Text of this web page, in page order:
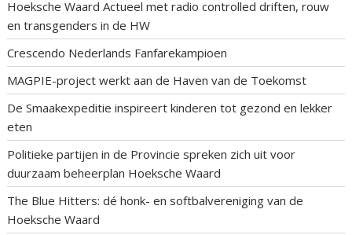
Hoeksche Waard Actueel met radio controlled driften, rouw
en transgenders in de HW
Crescendo Nederlands Fanfarekampioen
MAGPIE-project werkt aan de Haven van de Toekomst
De Smaakexpeditie inspireert kinderen tot gezond en lekker
eten
Politieke partijen in de Provincie spreken zich uit voor
duurzaam beheerplan Hoeksche Waard
The Blue Hitters: dé honk- en softbalvereniging van de
Hoeksche Waard